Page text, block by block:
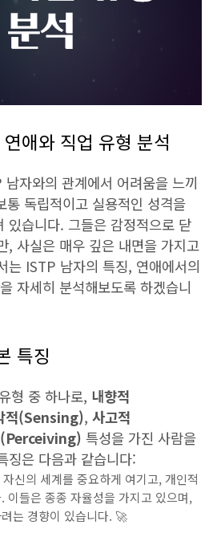
애와 직업 유형 분석
자와의 관계에서 어려움을 느끼
통 독립적이고 실용적인 성격을
있습니다. 그들은 감정적으로 닫
, 사실은 매우 깊은 내면을 가지고
는 ISTP 남자의 특징, 연애에서의
자세히 분석해보도록 하겠습니
특징
형 중 하나로, 내향적
적(Sensing), 사고적
(Perceiving) 특성을 가진 사람을
징은 다음과 같습니다:
신의 세계를 중요하게 여기고, 개인적
이들은 종종 자율성을 가지고 있으며,
는 경향이 있습니다. 🚀